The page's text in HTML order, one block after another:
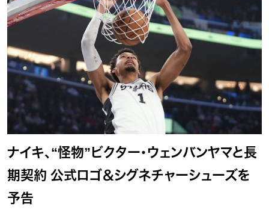
ナイキ、“怪物”ビクター・ウェンバンヤマと長
期契約 公式ロゴ＆シグネチャーシューズを
予告